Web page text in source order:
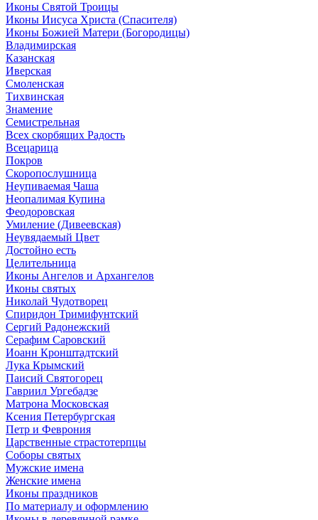
Иконы Святой Троицы
Иконы Иисуса Христа (Спасителя)
Иконы Божией Матери (Богородицы)
Владимирская
Казанская
Иверская
Смоленская
Тихвинская
Знамение
Семистрельная
Всех скорбящих Радость
Всецарица
Покров
Скоропослушница
Неупиваемая Чаша
Неопалимая Купина
Феодоровская
Умиление (Дивеевская)
Неувядаемый Цвет
Достойно есть
Целительница
Иконы Ангелов и Архангелов
Иконы святых
Николай Чудотворец
Спиридон Тримифунтский
Сергий Радонежский
Серафим Саровский
Иоанн Кронштадтский
Лука Крымский
Паисий Святогорец
Гавриил Ургебадзе
Матрона Московская
Ксения Петербургская
Петр и Феврония
Царственные страстотерпцы
Соборы святых
Мужские имена
Женские имена
Иконы праздников
По материалу и оформлению